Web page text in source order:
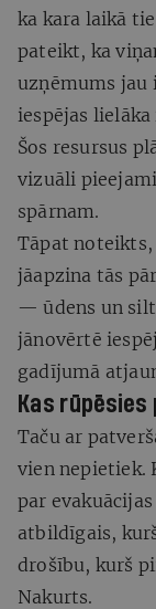
ka kara laikā
pateikt, ka
uzņēmums jau
iespējas
Šos resursus
vizuāli
spārnam.
Tāpat
jāapzina tās
— ūdens un
jānovērtē
gadījumā
Kas
Taču ar
vien nepietiek.
par
atbildīgais,
drošību, kurš
Nakurts.